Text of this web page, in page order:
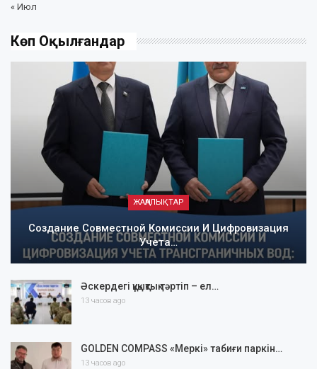
« Июл
Көп Оқылғандар
ЖАҢАЛЫҚТАР
Создание Совместной Комиссии И Цифровизация
Учета…
Әскердегі құқықтық тәртіп – ел…
13 часов ago
GOLDEN COMPASS «Меркі» табиғи паркін…
13 часов ago